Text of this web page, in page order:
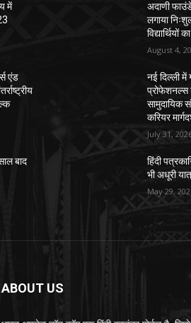
में
एंड
बाद
अदाणी
लगाया
विद्यार्थियों
August 4,
नई दिल्ली
प्रोफेशनल्स
सामुदायिक
करियर
July 31,
हिंदी
भी अधूरी
May 29,
ABOUT US